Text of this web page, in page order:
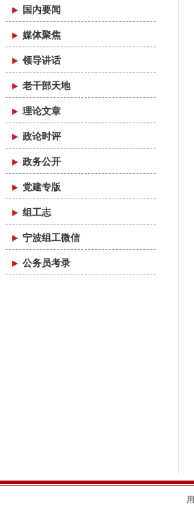
国内要闻
媒体聚焦
领导讲话
老干部天地
理论文章
政论时评
政务公开
党建专版
组工志
宁波组工微信
公务员考录